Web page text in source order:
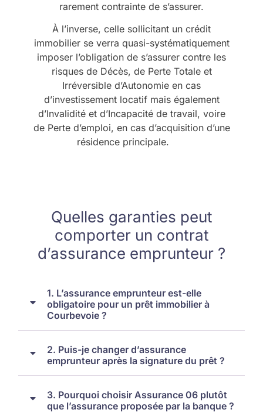
rarement contrainte de s’assurer.
À l’inverse, celle sollicitant un crédit
immobilier se verra quasi-systématiquement
imposer l’obligation de s’assurer contre les
risques de Décès, de Perte Totale et
Irréversible d’Autonomie en cas
d’investissement locatif mais également
d’Invalidité et d’Incapacité de travail, voire
de Perte d’emploi, en cas d’acquisition d’une
résidence principale.
Quelles garanties peut
comporter un contrat
d’assurance emprunteur ?
1. L’assurance emprunteur est-elle
obligatoire pour un prêt immobilier à
Courbevoie ?
2. Puis-je changer d’assurance
emprunteur après la signature du prêt ?
3. Pourquoi choisir Assurance 06 plutôt
que l’assurance proposée par la banque ?